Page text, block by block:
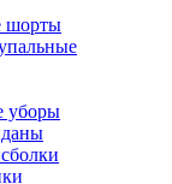
шорты
уборы